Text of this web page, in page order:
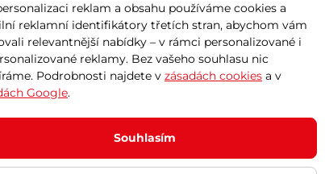
pumpa
s
a LED světlem
do košíku
Dětský batoh inSPORTline
399 Kč
+ Přidat do košíku
reklam a obsahu používáme cookies a
reklamní identifikátory třetích stran, abychom vám
relevantnější nabídky – v rámci personalizované i
reklamy. Bez vašeho souhlasu nic
Podrobnosti najdete v zásadách cookies a v
Google.
Souhlasím